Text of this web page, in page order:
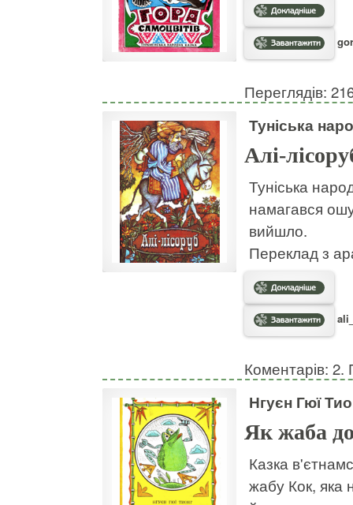
Переглядів:
Туніська
Алі-
Туніська
намагався
вийшло.
Переклад з
Коментарів: 2.
Нгуєн Гюї
Як жаба
Казка
жабу Кок, яка